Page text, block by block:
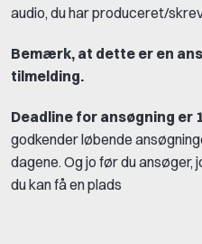
audio, du har produceret/
Bemærk, at dette er en
tilmelding.
Deadline for ansøgning er
godkender løbende
dagene. Og jo før du
du kan få en plads